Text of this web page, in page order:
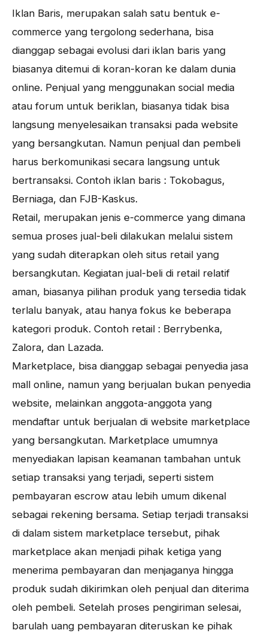
Iklan Baris, merupakan salah satu bentuk e-
commerce yang tergolong sederhana, bisa
dianggap sebagai evolusi dari iklan baris yang
biasanya ditemui di koran-koran ke dalam dunia
online. Penjual yang menggunakan social media
atau forum untuk beriklan, biasanya tidak bisa
langsung menyelesaikan transaksi pada website
yang bersangkutan. Namun penjual dan pembeli
harus berkomunikasi secara langsung untuk
bertransaksi. Contoh iklan baris : Tokobagus,
Berniaga, dan FJB-Kaskus.
Retail, merupakan jenis e-commerce yang dimana
semua proses jual-beli dilakukan melalui sistem
yang sudah diterapkan oleh situs retail yang
bersangkutan. Kegiatan jual-beli di retail relatif
aman, biasanya pilihan produk yang tersedia tidak
terlalu banyak, atau hanya fokus ke beberapa
kategori produk. Contoh retail : Berrybenka,
Zalora, dan Lazada.
Marketplace, bisa dianggap sebagai penyedia jasa
mall online, namun yang berjualan bukan penyedia
website, melainkan anggota-anggota yang
mendaftar untuk berjualan di website marketplace
yang bersangkutan. Marketplace umumnya
menyediakan lapisan keamanan tambahan untuk
setiap transaksi yang terjadi, seperti sistem
pembayaran escrow atau lebih umum dikenal
sebagai rekening bersama. Setiap terjadi transaksi
di dalam sistem marketplace tersebut, pihak
marketplace akan menjadi pihak ketiga yang
menerima pembayaran dan menjaganya hingga
produk sudah dikirimkan oleh penjual dan diterima
oleh pembeli. Setelah proses pengiriman selesai,
barulah uang pembayaran diteruskan ke pihak